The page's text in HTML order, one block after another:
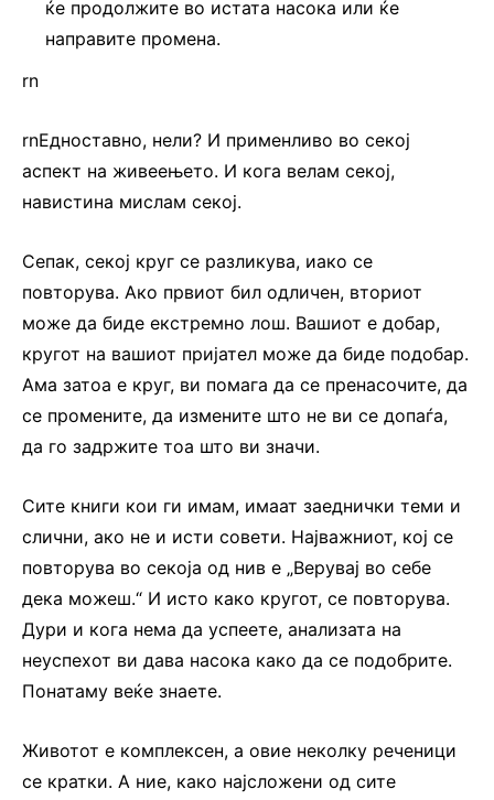
ќе продолжите во истата насока или ќе
направите промена.
rn
rnЕдноставно, нели? И применливо во секој
аспект на живеењето. И кога велам секој,
навистина мислам секој.
Сепак, секој круг се разликува, иако се
повторува. Ако првиот бил одличен, вториот
може да биде екстремно лош. Вашиот е добар,
кругот на вашиот пријател може да биде подобар.
Ама затоа е круг, ви помага да се пренасочите, да
се промените, да измените што не ви се допаѓа,
да го задржите тоа што ви значи.
Сите книги кои ги имам, имаат заеднички теми и
слични, ако не и исти совети. Најважниот, кој се
повторува во секоја од нив е „Верувај во себе
дека можеш.“ И исто како кругот, се повторува.
Дури и кога нема да успеете, анализата на
неуспехот ви дава насока како да се подобрите.
Понатаму веќе знаете.
Животот е комплексен, а овие неколку реченици
се кратки. А ние, како најсложени од сите